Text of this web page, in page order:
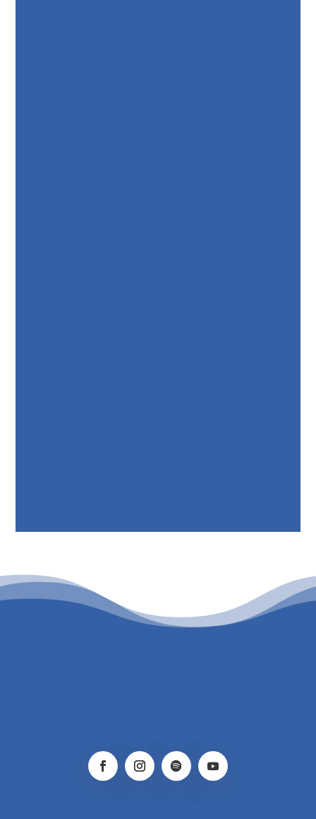
PATROCINIO CULTURAL